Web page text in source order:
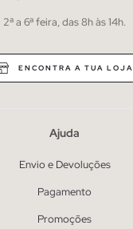
2ª a 6ª feira, das 8h às 14h.
ENCONTRA A TUA LOJA
Ajuda
Envio e Devoluções
Pagamento
Promoções